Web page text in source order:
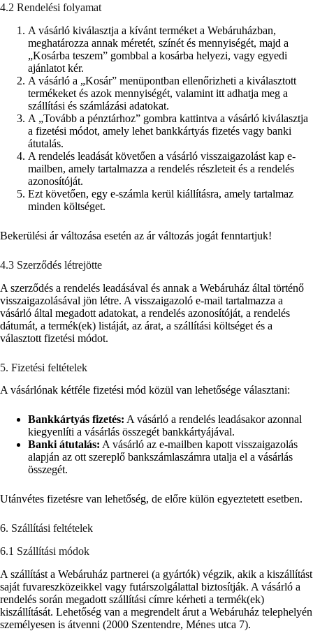
4.2 Rendelési folyamat
A vásárló kiválasztja a kívánt terméket a Webáruházban,
meghatározza annak méretét, színét és mennyiségét, majd a
„Kosárba teszem” gombbal a kosárba helyezi, vagy egyedi
ajánlatot kér.
A vásárló a „Kosár” menüpontban ellenőrizheti a kiválasztott
termékeket és azok mennyiségét, valamint itt adhatja meg a
szállítási és számlázási adatokat.
A „Tovább a pénztárhoz” gombra kattintva a vásárló kiválasztja
a fizetési módot, amely lehet bankkártyás fizetés vagy banki
átutalás.
A rendelés leadását követően a vásárló visszaigazolást kap e-
mailben, amely tartalmazza a rendelés részleteit és a rendelés
azonosítóját.
Ezt követően, egy e-számla kerül kiállításra, amely tartalmaz
minden költséget.
Bekerülési ár változása esetén az ár változás jogát fenntartjuk!
4.3 Szerződés létrejötte
A szerződés a rendelés leadásával és annak a Webáruház által történő
visszaigazolásával jön létre. A visszaigazoló e-mail tartalmazza a
vásárló által megadott adatokat, a rendelés azonosítóját, a rendelés
dátumát, a termék(ek) listáját, az árat, a szállítási költséget és a
választott fizetési módot.
5. Fizetési feltételek
A vásárlónak kétféle fizetési mód közül van lehetősége választani:
Bankkártyás fizetés: A vásárló a rendelés leadásakor azonnal
kiegyenlíti a vásárlás összegét bankkártyájával.
Banki átutalás: A vásárló az e-mailben kapott visszaigazolás
alapján az ott szereplő bankszámlaszámra utalja el a vásárlás
összegét.
Utánvétes fizetésre van lehetőség, de előre külön egyeztetett esetben.
6. Szállítási feltételek
6.1 Szállítási módok
A szállítást a Webáruház partnerei (a gyártók) végzik, akik a kiszállítást
saját fuvareszközeikkel vagy futárszolgálattal biztosítják. A vásárló a
rendelés során megadott szállítási címre kérheti a termék(ek)
kiszállítását. Lehetőség van a megrendelt árut a Webáruház telephelyén
személyesen is átvenni (2000 Szentendre, Ménes utca 7).